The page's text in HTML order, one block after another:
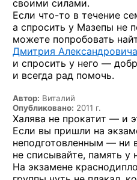
своими силами.
Если что-то в течение
а спросить у Мазепы не
можете попробовать
Дмитрия
и спросить у него —
и всегда рад помочь.
Автор: Виталий
Опубликовано: 2011 г.
Халява не прокатит — и
Если вы пришли на
неподготовленным — ни
не списывайте, память у
На экзамене